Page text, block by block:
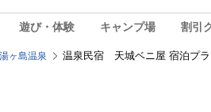
遊び・体験 キャンプ場 割引
ヶ島温泉 温泉民宿 天城ベニ屋 宿泊プラ